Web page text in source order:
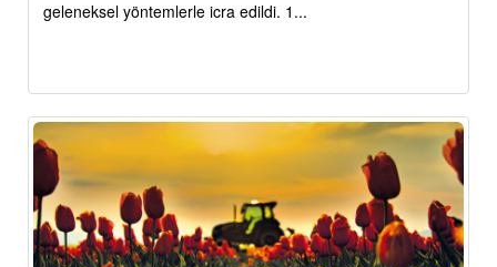
geleneksel yöntemlerle icra edildi. 1...